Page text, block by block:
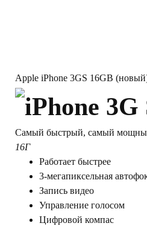
Apple iPhone 3GS 16GB
Самый быстрый, самый
16Г
Работает быстрее
3-мегапиксельная
Запись видео
Управление голосом
Цифровой компас